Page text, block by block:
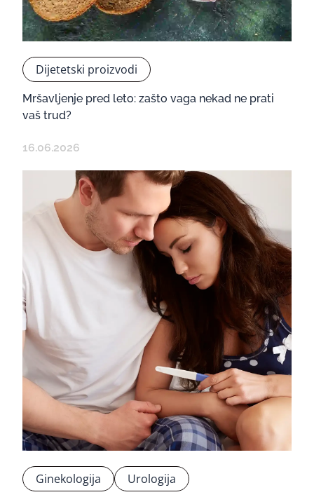
Dijetetski proizvodi
Mršavljenje pred leto: zašto vaga nekad ne prati
vaš trud?
16.06.2026
Ginekologija Urologija